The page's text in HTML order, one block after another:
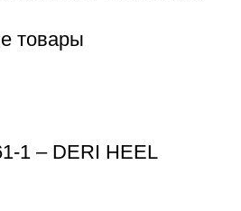
товары
1 – DERI HEEL